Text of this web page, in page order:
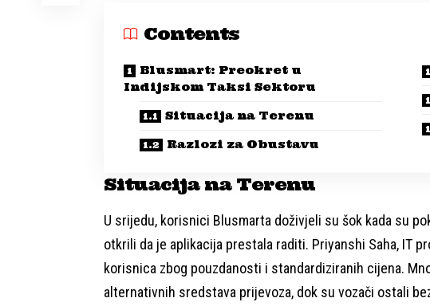
Contents
Blusmart: Preokret u
Indijskom Taksi Sektoru
Situacija na Terenu
Razlozi za Obustavu
Situacija na Terenu
U srijedu, korisnici Blusmarta doživjeli su šok kada su
otkrili da je aplikacija prestala raditi. Priyanshi Saha, IT
korisnica zbog pouzdanosti i standardiziranih cijena.
alternativnih sredstava prijevoza, dok su vozači ostali